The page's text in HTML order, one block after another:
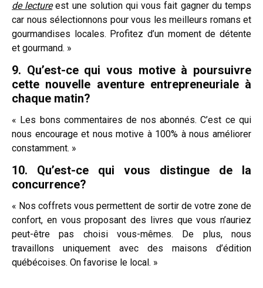
de lectureest une solution qui vous fait gagner du temps
car nous sélectionnons pour vous les meilleurs romans et
gourmandises locales. Profitez d’un moment de détente
et gourmand. »
9. Qu’est-ce qui vous motive à poursuivre
cette nouvelle aventure entrepreneuriale à
chaque matin?
« Les bons commentaires de nos abonnés. C’est ce qui
nous encourage et nous motive à 100% à nous améliorer
constamment. »
10. Qu’est-ce qui vous distingue de la
concurrence?
« Nos coffrets vous permettent de sortir de votre zone de
confort, en vous proposant des livres que vous n’auriez
peut-être pas choisi vous-mêmes. De plus, nous
travaillons uniquement avec des maisons d’édition
québécoises. On favorise le local. »